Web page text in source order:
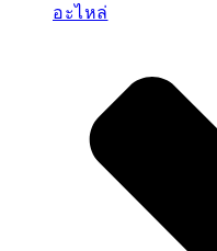
อะไหล่